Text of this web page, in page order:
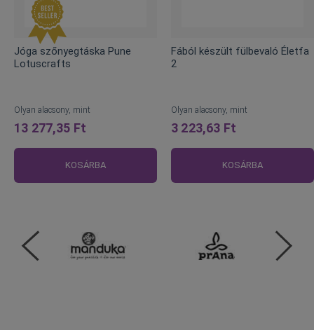
Jóga szőnyegtáska Pune
Lotuscrafts
Olyan alacsony, mint
13 277,35 Ft
KOSÁRBA
Fából készült fülbevaló Életfa
2
Olyan alacsony, mint
3 223,63 Ft
KOSÁRBA